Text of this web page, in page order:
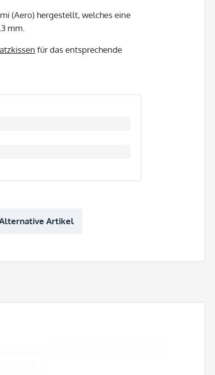
(Aero) hergestellt, welches eine
mm.
für das entsprechende
Artikel